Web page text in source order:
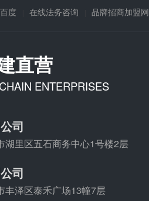
百度 在线法务咨询 品牌招商加盟网
直营
ENTERPRISES
司
湖里区五石商务中心1号楼2层
司
丰泽区泰禾广场13幢7层